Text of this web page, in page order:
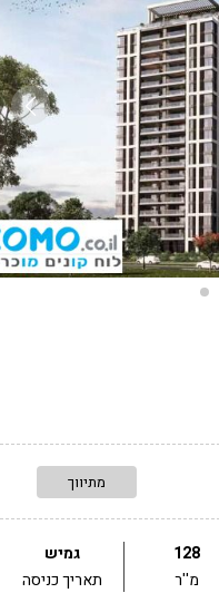
מתיווך
128
מ''ר
גמיש
תאריך כניסה